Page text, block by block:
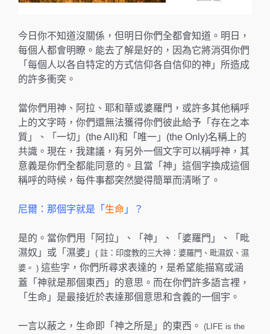
今日你不知道沒關係，但明日你們全都會知道。明日，
每個人都會明瞭。能去了解是好的，因為它將消弭你們
「每個人以各自特定的方式信仰各自信仰的神」所造成
的許多衝突。
當你們用神、阿拉、耶和華或婆羅門，或許多其他稱呼
上的文字時，你們還無法獲得你們彼此給予「存在之本
質」、「一切」(the All)和「唯一」(the Only)名稱上的
共識。現在，我建議，有另外一個文字可以稱呼神，其
意義是你們全都能同意的。且當「神」這個字換成這個
稱呼的時候，每件事都突然變得簡單而清晰了。
尼爾：那個字就是「 生命 」？
是的。當你們用「阿拉」、「神」、「婆羅門」、「毗
濕奴」或「濕婆」 ( 註：印度教的三大神：婆羅門、毗濕奴、濕
婆。 ) 這些字，你們所尋求表達的，是希望能描寫或涵
蓋「神就是那個東西」的意思。而在你們許多語言裡，
「生命」是最接近於表達那個意思和含義的一個宇。
一言以蔽之，生命即「神之所是」的東西。 (LIFE is the